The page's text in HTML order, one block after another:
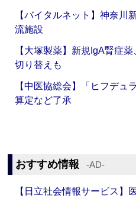
【バイタルネット】神奈川
流施設
【大塚製薬】新規IgA腎症
切り替えも
【中医協総会】「ヒフデュ
算定など了承
おすすめ情報 ‐AD‐
【日立社会情報サービス】